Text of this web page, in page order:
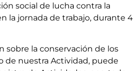
social de lucha contra la
la jornada de trabajo, durante 4
sobre la conservación de los
de nuestra Actividad, puede